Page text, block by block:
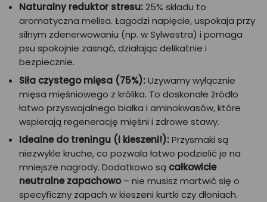
Naturalny reduktor stresu:25% składu to
aromatyczna melisa. Łagodzi napięcie, uspokaja przy
silnym zdenerwowaniu (np. w Sylwestra) i pomaga
psu spokojnie zasnąć, działając delikatnie i
bezpiecznie.
Siła czystego mięsa (75%):Używamy wyłącznie
mięsa mięśniowego z królika. To doskonałe źródło
łatwo przyswajalnego białka i aminokwasów, które
wspierają regenerację mięśni i zdrowe stawy.
Idealne do treningu (i kieszeni!):Przysmaki są
niezwykle kruche, co pozwala łatwo podzielić je na
mniejsze nagrody. Dodatkowo są całkowicie
neutralne zapachowo– nie musisz martwić się o
specyficzny zapach w kieszeni kurtki czy dłoniach.